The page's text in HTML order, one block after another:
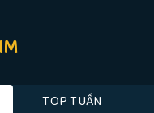
TOP TUẦN